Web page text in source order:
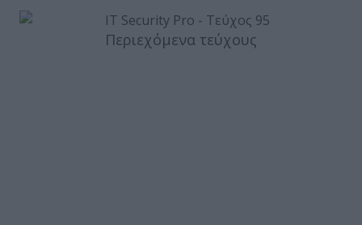
Περιεχόμενα τεύχους